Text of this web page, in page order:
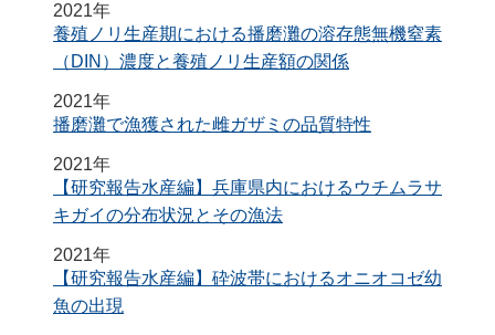
2021年
養殖ノリ生産期における播磨灘の溶存態無機窒素
（DIN）濃度と養殖ノリ生産額の関係
2021年
播磨灘で漁獲された雌ガザミの品質特性
2021年
【研究報告水産編】兵庫県内におけるウチムラサ
キガイの分布状況とその漁法
2021年
【研究報告水産編】砕波帯におけるオニオコゼ幼
魚の出現